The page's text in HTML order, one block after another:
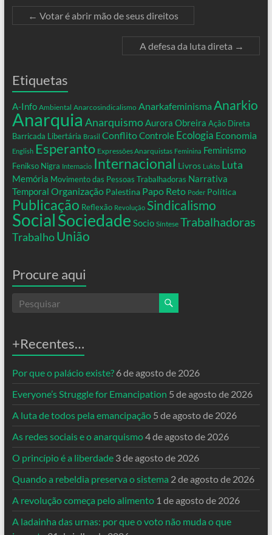
← Votar é abrir mão de seus direitos
A defesa da luta direta →
Etiquetas
A-Info Ambiental Anarcosindicalismo Anarkafeminisma Anarkio
Anarquia AnarquismoAurora Obreira Ação Direta
Barricada Libertária Brasil ConflitoControle Ecologia Economia
English Esperanto Expressões Anarquistas Feminina Feminismo
Fenikso Nigra Internacio Internacional Livros Lukto Luta
Memória Movimento das Pessoas Trabalhadoras Narrativa
Temporal Organização Palestina Papo Reto Poder Política
Publicação Reflexão Revolução Sindicalismo
SocialSociedade Socio Síntese Trabalhadoras
Trabalho União
Procure aqui
+Recentes…
Por que o palácio existe? 6 de agosto de 2026
Everyone’s Struggle for Emancipation 5 de agosto de 2026
A luta de todos pela emancipação 5 de agosto de 2026
As redes sociais e o anarquismo4 de agosto de 2026
O princípio é a liberdade 3 de agosto de 2026
Quando a rebeldia preserva o sistema 2 de agosto de 2026
A revolução começa pelo alimento 1 de agosto de 2026
A ladainha das urnas: por que o voto não muda o que